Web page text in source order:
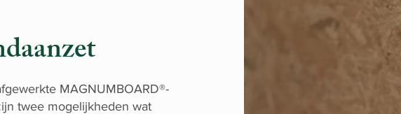
MAGNUMBOARD®-
twee mogelijkheden wat